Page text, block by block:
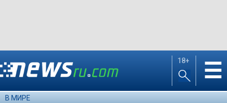
18+ ☰
В МИРЕ